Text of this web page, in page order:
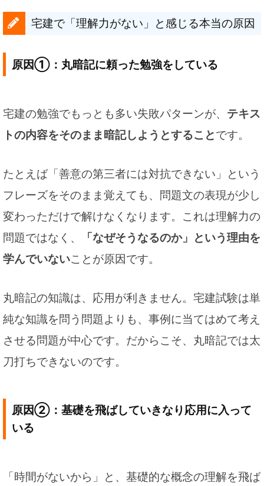
宅建で「理解力がない」と感じる本当の原因
原因①：丸暗記に頼った勉強をしている
宅建の勉強でもっとも多い失敗パターンが、 テキス
トの内容をそのまま暗記しようとすることです。
たとえば「善意の第三者には対抗できない」という
フレーズをそのまま覚えても、問題文の表現が少し
変わっただけで解けなくなります。これは理解力の
問題ではなく、
「なぜそうなるのか」という理由を
学んでいないことが原因です。
丸暗記の知識は、応用が利きません。宅建試験は単
純な知識を問う問題よりも、事例に当てはめて考え
させる問題が中心です。だからこそ、丸暗記では太
刀打ちできないのです。
原因②：基礎を飛ばしていきなり応用に入って
いる
「時間がないから」と、基礎的な概念の理解を飛ば